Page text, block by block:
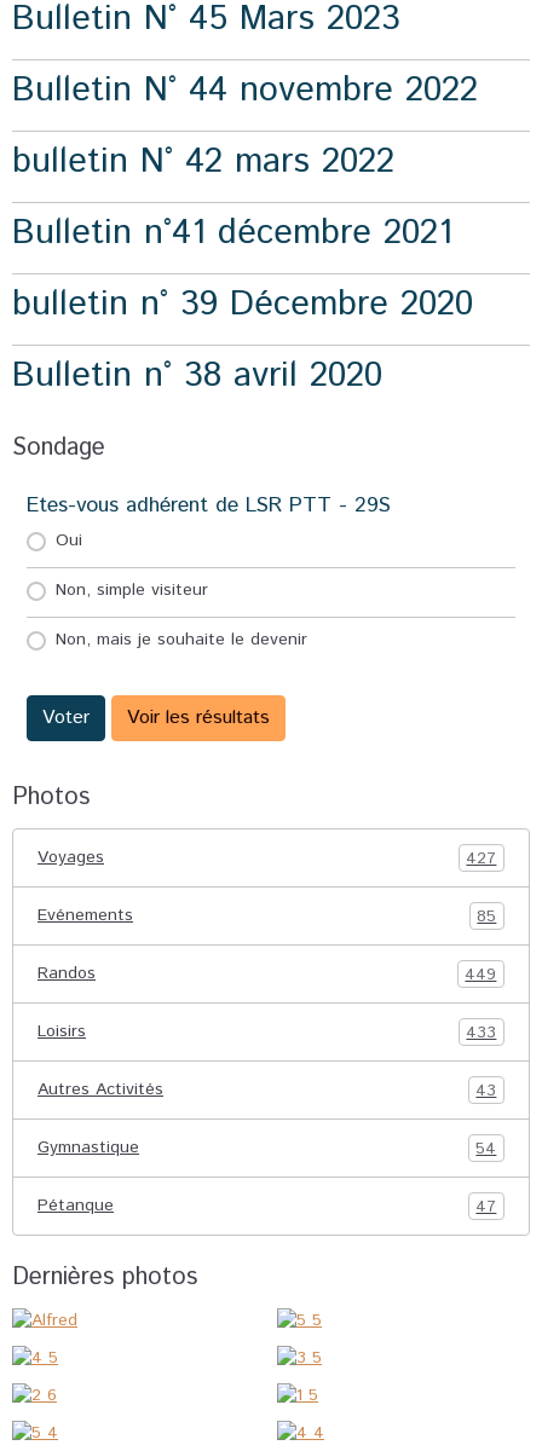
Bulletin N° 45 Mars 2023
Bulletin N° 44 novembre 2022
bulletin N° 42 mars 2022
Bulletin n°41 décembre 2021
bulletin n° 39 Décembre 2020
Bulletin n° 38 avril 2020
Sondage
Etes-vous adhérent de LSR PTT - 29S
Oui
Non, simple visiteur
Non, mais je souhaite le devenir
Voter Voir les résultats
Photos
Voyages 427
Evénements 85
Randos 449
Loisirs 433
Autres Activités 43
Gymnastique 54
Pétanque 47
Dernières photos